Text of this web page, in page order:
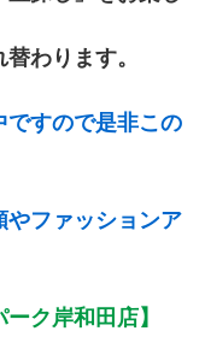
わります。
ですので是非この
やファッションア
ク岸和田店】